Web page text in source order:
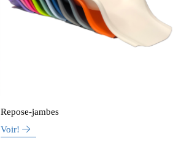
Repose-jambes
Voir!